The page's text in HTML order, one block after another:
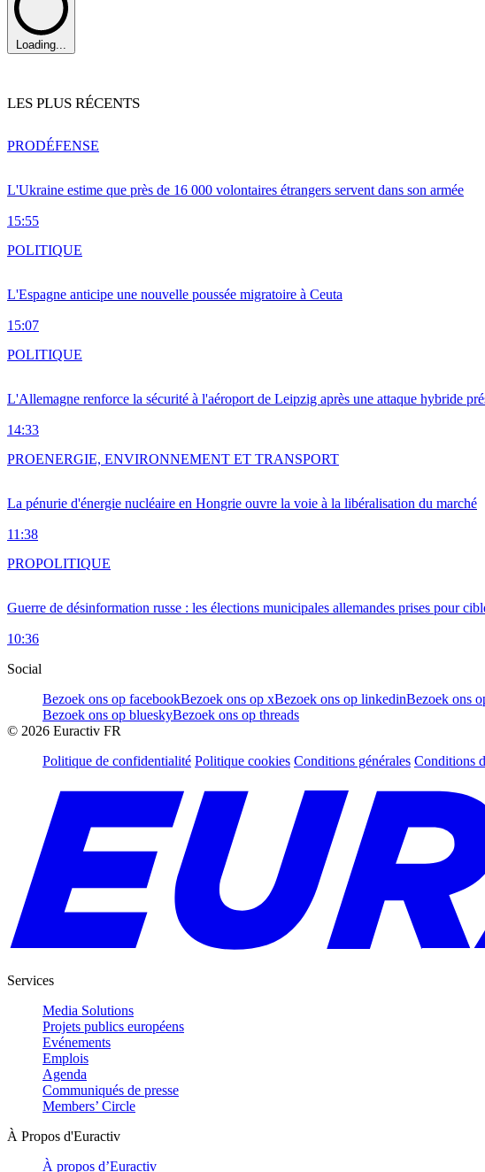
Loading...
LES PLUS RÉCENTS
L'Ukraine estime que près de 16 000 volontaires étrangers servent dans son armée
15:55
PRODÉFENSE
L'Espagne anticipe une nouvelle poussée migratoire à Ceuta
15:07
POLITIQUE
L'Allemagne renforce la sécurité à l'aéroport de Leipzig après une attaque hybride
14:33
POLITIQUE
La pénurie d'énergie nucléaire en Hongrie ouvre la voie à la libéralisation du marché
11:38
PROENERGIE, ENVIRONNEMENT ET TRANSPORT
Guerre de désinformation russe : les élections municipales allemandes prises pour
10:36
PROPOLITIQUE
Social
Bezoek ons op facebookBezoek ons op xBezoek ons op linkedinBezoek ons
Bezoek ons op blueskyBezoek ons op threads
© 2026 Euractiv FR
Politique de confidentialité Politique cookies Conditions générales Conditions
Services
Media Solutions
Projets publics européens
Evénements
Emplois
Agenda
Communiqués de presse
Members’ Circle
À Propos d'Euractiv
À propos d’Euractiv